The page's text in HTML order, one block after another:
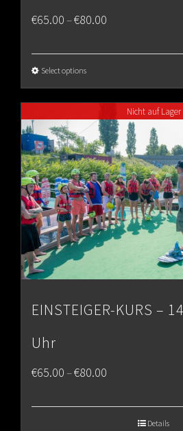
€65.00–€80.00
€80.00
Select options
Nicht auf Lager
EINSTEIGER-KURS –
Uhr
€65.00–€80.00
Details